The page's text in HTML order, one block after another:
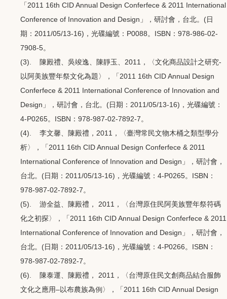
「2011 16th CID Annual Design Conferfece & 2011 International
Conference of Innovation and Design」，研討會，台北。(日
期：2011/05/13-16)，光碟編號：P0088。ISBN：978-986-02-
7908-5。
(3). 陳殿禮、吳竣逸、陳靜玉、2011，〈文化商品設計之研究-
以阿美族豐年祭文化為題〉，「2011 16th CID Annual Design
Conferfece & 2011 International Conference of Innovation and
Design」，研討會，台北。(日期：2011/05/13-16)，光碟編號：
4-P0265。ISBN：978-987-02-7892-7。
(4). 李文馨、陳殿禮，2011，〈臺灣常民文物木桶之類型學分
析〉，「2011 16th CID Annual Design Conferfece & 2011
International Conference of Innovation and Design」，研討會，
台北。(日期：2011/05/13-16)，光碟編號：4-P0265。ISBN：
978-987-02-7892-7。
(5). 游全益、陳殿禮， 2011，〈台灣原住民阿美族豐年祭符碼
化之初探〉，「2011 16th CID Annual Design Conferfece & 2011
International Conference of Innovation and Design」，研討會，
台北。(日期：2011/05/13-16)，光碟編號：4-P0266。ISBN：
978-987-02-7892-7。
(6). 陳泰運、陳殿禮， 2011，〈台灣原住民文創商品結合服飾
文化之應用–以布農族為例〉，「2011 16th CID Annual Design